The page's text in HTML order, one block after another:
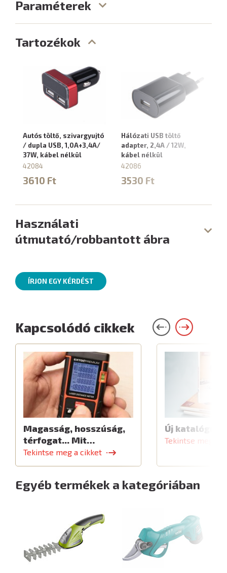
Paraméterek
Tartozékok
Autós töltő, szivargyujtó
/ dupla USB, 1,0A+3,4A/
37W, kábel nélkül
42084
3610 Ft
Hálózati USB töltő
adapter, 2,4A / 12W,
kábel nélkül
42086
3530 Ft
Használati
útmutató/robbantott ábra
ÍRJON EGY KÉRDÉST
Kapcsolódó cikkek
Magasság, hosszúság,
térfogat... Mit…
Tekintse meg a cikket
Új katalógus
Tekintse meg a
Egyéb termékek a kategóriában